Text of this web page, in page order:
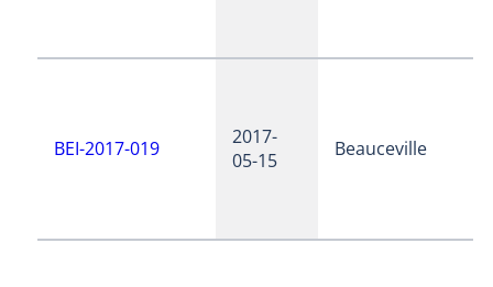
BEI-2017-019
2017-
05-15
Beauceville